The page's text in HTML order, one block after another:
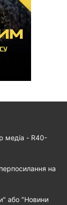
медіа - R40-
на
або "Новини